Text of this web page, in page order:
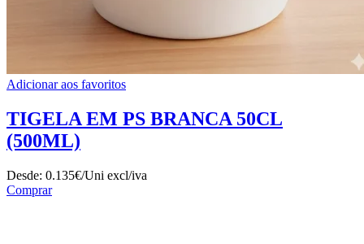
Adicionar aos favoritos
TIGELA EM PS BRANCA 50CL
(500ML)
Desde: 0.135€/Uni excl/iva
Comprar